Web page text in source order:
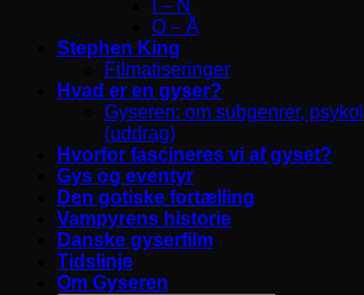
I – N
O – Å
Stephen King
Filmatiseringer
Hvad er en gyser?
Gyseren: om subgenrer,
(uddrag)
Hvorfor fascineres vi af gyset?
Gys og eventyr
Den gotiske fortælling
Vampyrens historie
Danske gyserfilm
Tidslinje
Om Gyseren